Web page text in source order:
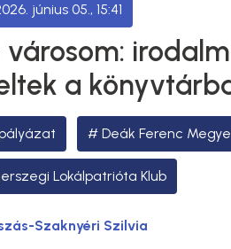
június 05., 15:41
városom:
a
Deák Ferenc
Lokálpatrióta Klub
Szaknyéri Szilvia